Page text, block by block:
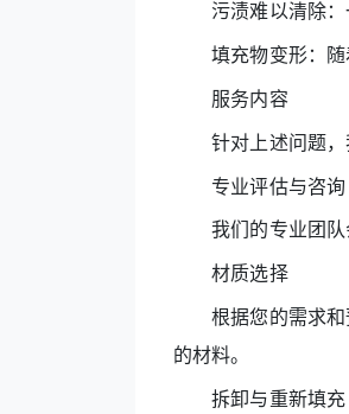
污渍难以清除：一
填充物变形：随着
服务内容
针对上述问题，我
专业评估与咨询
我们的专业团队会
材质选择
根据您的需求和预
的材料。
拆卸与重新填充